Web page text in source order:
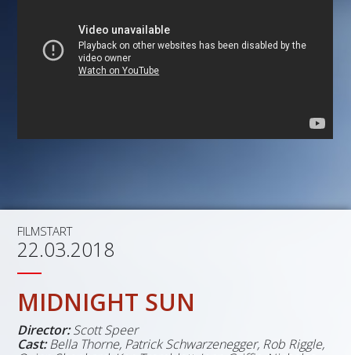
FILMSTART
22.03.2018
MIDNIGHT SUN
Director: Scott Speer
Cast: Bella Thorne, Patrick Schwarzenegger, Rob Riggle,